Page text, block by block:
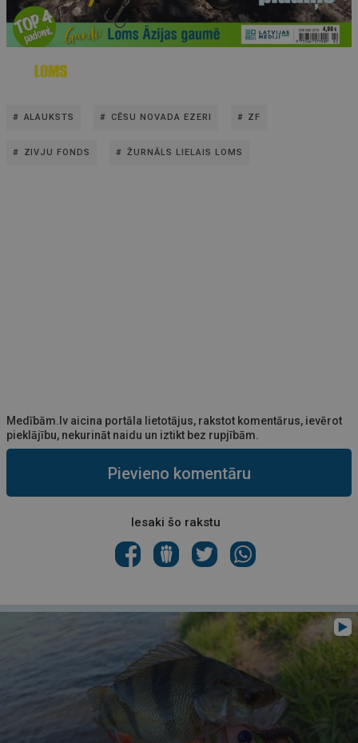
ALAUKSTS CĒSU NOVADA EZERI ZF
ZIVJU FONDS ŽURNĀLS LIELAIS LOMS
Medībām.lv aicina portāla lietotājus, rakstot komentārus, ievērot
pieklājību, nekurināt naidu un iztikt bez rupjībām.
Pievieno komentāru
Iesaki šo rakstu